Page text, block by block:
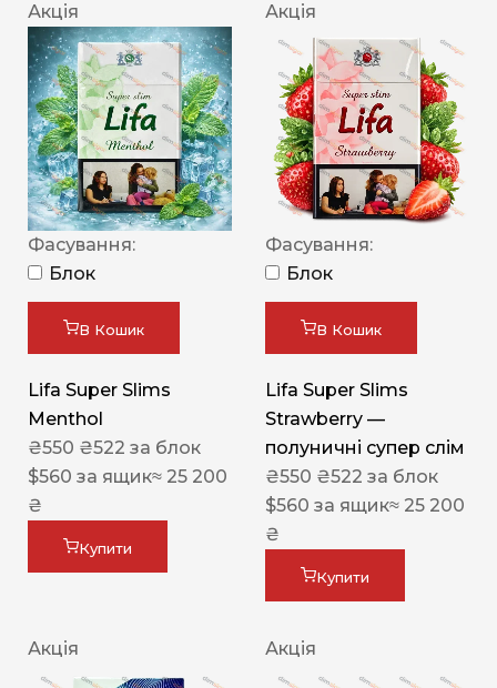
Акція
Фасування:
Блок
В Кошик
Lifa Super Slims
Menthol
₴550 ₴522 за блок
$560 за ящик≈ 25 200
₴
Купити
Акція
Фасування:
Блок
В Кошик
Lifa Super Slims
Strawberry —
полуничні супер слім
₴550 ₴522 за блок
$560 за ящик≈ 25 200
₴
Купити
Акція Акція